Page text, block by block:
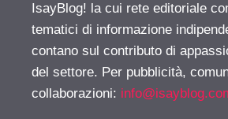
IsayBlog! la cui rete editoriale
tematici di informazione
contano sul contributo di
del settore. Per pubblicità,
collaborazioni: